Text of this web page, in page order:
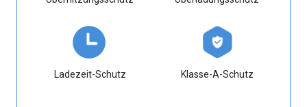
Ladezeit-Schutz Klasse-A-Schutz